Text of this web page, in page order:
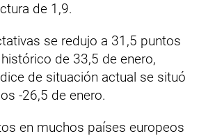
de 1,9.
se redujo a 31,5 puntos
de 33,5 de enero,
de situación actual se situó
-26,5 de enero.
en muchos países europeos